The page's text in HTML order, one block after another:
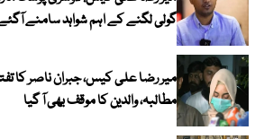
گولی لگنے کے اہم شواہد سامنے
میر رضا علی کیس، جبران ناصر کا
مطالبہ، والدین کا موقف بھی آ گیا